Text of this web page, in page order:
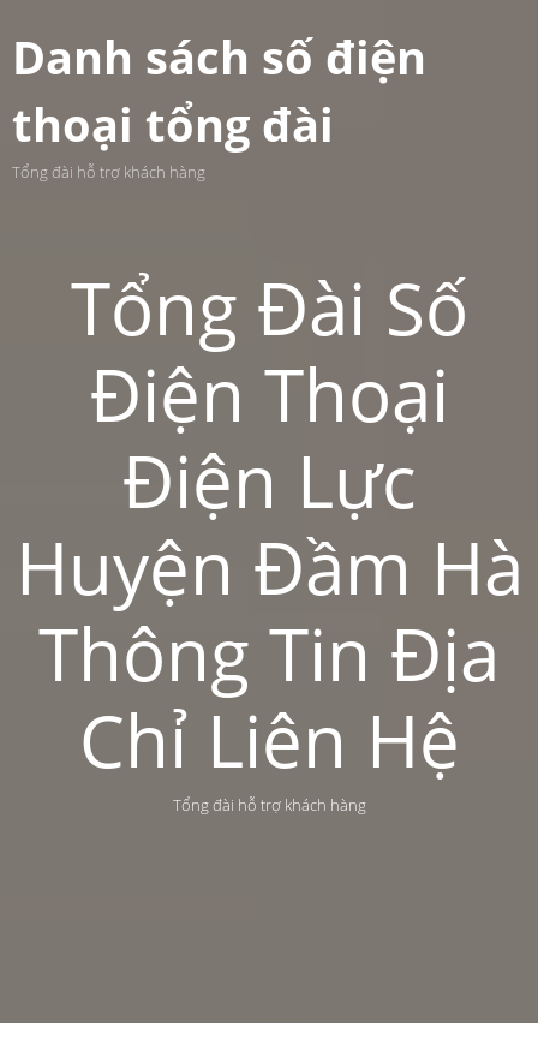
Danh sách số điện
thoại tổng đài
Tổng đài hỗ trợ khách hàng
Tổng Đài Số
Điện Thoại
Điện Lực
Huyện Đầm Hà
Thông Tin Địa
Chỉ Liên Hệ
Tổng đài hỗ trợ khách hàng